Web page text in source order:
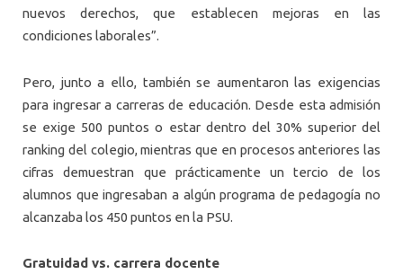
nuevos derechos, que establecen mejoras en las
condiciones laborales”.
Pero, junto a ello, también se aumentaron las exigencias
para ingresar a carreras de educación. Desde esta admisión
se exige 500 puntos o estar dentro del 30% superior del
ranking del colegio, mientras que en procesos anteriores las
cifras demuestran que prácticamente un tercio de los
alumnos que ingresaban a algún programa de pedagogía no
alcanzaba los 450 puntos en la PSU.
Gratuidad vs. carrera docente